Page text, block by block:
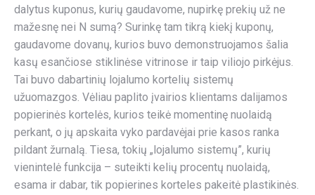
dalytus kuponus, kurių gaudavome, nupirkę prekių už ne
mažesnę nei N sumą? Surinkę tam tikrą kiekį kuponų,
gaudavome dovanų, kurios buvo demonstruojamos šalia
kasų esančiose stiklinėse vitrinose ir taip viliojo pirkėjus.
Tai buvo dabartinių lojalumo kortelių sistemų
užuomazgos. Vėliau paplito įvairios klientams dalijamos
popierinės kortelės, kurios teikė momentinę nuolaidą
perkant, o jų apskaita vyko pardavėjai prie kasos ranka
pildant žurnalą. Tiesa, tokių „lojalumo sistemų”, kurių
vienintelė funkcija – suteikti kelių procentų nuolaidą,
esama ir dabar, tik popierines korteles pakeitė plastikinės.